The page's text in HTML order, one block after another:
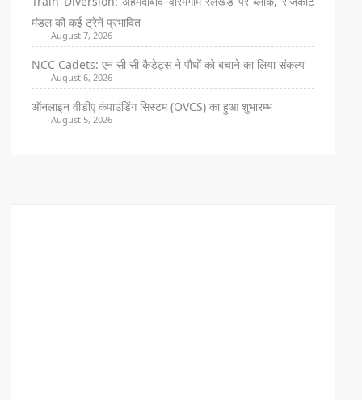
मंडल की कई ट्रेनें प्रभावित
August 7, 2026
NCC Cadets: एन सी सी कैडेट्स ने पौधों को बचाने का लिया संकल्प
August 6, 2026
ऑनलाइन वीडीए कंपाउंडिंग सिस्टम (OVCS) का हुआ शुभारम्भ
August 5, 2026